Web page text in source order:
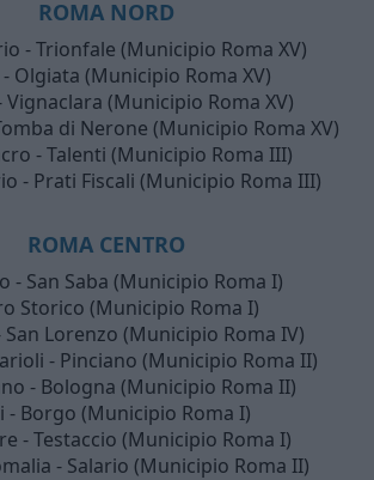
ROMA NORD
- Trionfale (Municipio Roma XV)
- Olgiata (Municipio Roma XV)
Vignaclara (Municipio Roma XV)
di Nerone (Municipio Roma XV)
- Talenti (Municipio Roma III)
- Prati Fiscali (Municipio Roma III)
ROMA CENTRO
- San Saba (Municipio Roma I)
Storico (Municipio Roma I)
San Lorenzo (Municipio Roma IV)
- Pinciano (Municipio Roma II)
- Bologna (Municipio Roma II)
- Borgo (Municipio Roma I)
- Testaccio (Municipio Roma I)
- Salario (Municipio Roma II)